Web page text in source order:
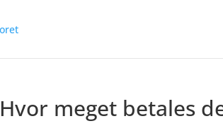
Hvor meget betales